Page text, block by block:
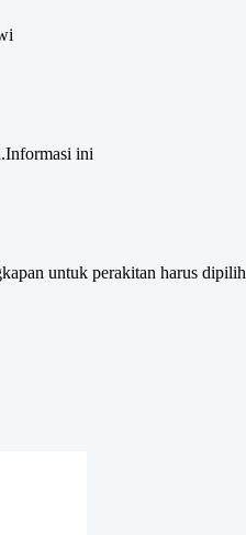
ini
untuk perakitan harus dipilih